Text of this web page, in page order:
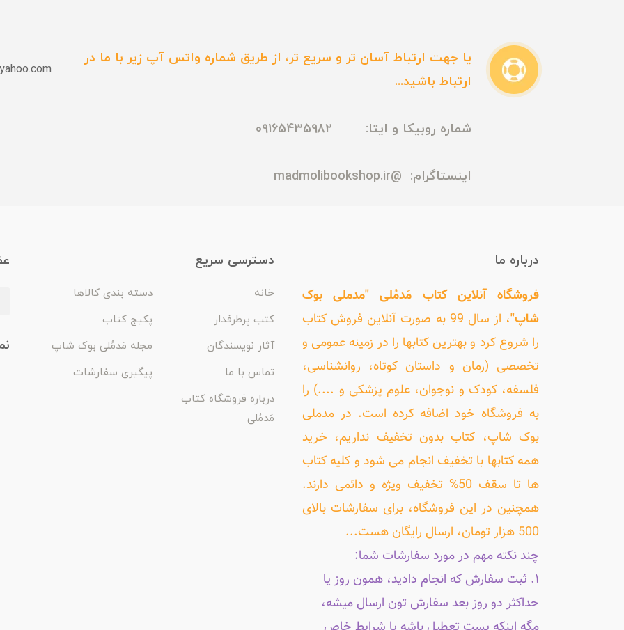
یا جهت ارتباط آسان تر و سریع تر، از طریق شماره واتس آپ زیر با ما در
ارتباط باشید...
شماره روبیکا و ایتا: 09165435982
اینستاگرام: @madmolibookshop.ir
درباره ما
فروشگاه آنلاین کتاب مَدمُلی "مدملی بوک
شاپ"
، از سال 99 به صورت آنلاین فروش کتاب
را شروع کرد و بهترین کتابها را در زمینه عمومی و
تخصصی (رمان و داستان کوتاه، روانشناسی،
فلسفه، کودک و نوجوان، علوم پزشکی و ....) را
به فروشگاه خود اضافه کرده است. در مدملی
بوک شاپ، کتاب بدون تخفیف نداریم، خرید
همه کتابها با تخفیف انجام می شود و کلیه کتاب
ها تا سقف 50% تخفیف ویژه و دائمی دارند.
همچنین در این فروشگاه، برای سفارشات بالای
500 هزار تومان، ارسال رایگان هست...
چند نکته مهم در مورد سفارشات شما:
۱. ثبت سفارش که انجام دادید، همون روز یا
حداکثر دو روز بعد سفارش تون ارسال میشه،
دسترسی سریع
خانه
دسته بندی کالاها
کتب پرطرفدار
پکیج کتاب
آثار نویسندگان
مجله مَدمُلی بوک شاپ
تماس با ما
پیگیری سفارشات
درباره فروشگاه کتاب
مَدمُلی